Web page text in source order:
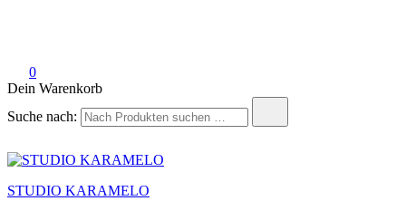
0
Dein Warenkorb
Suche nach:
STUDIO KARAMELO